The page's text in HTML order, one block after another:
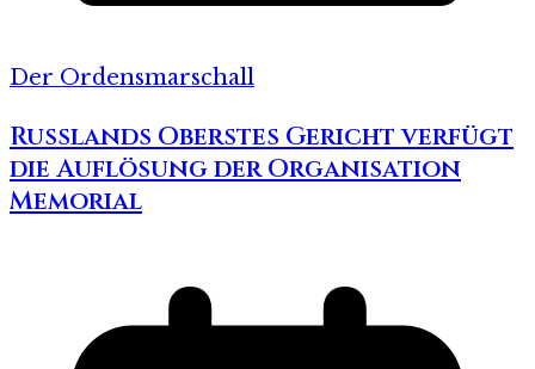
Der Ordensmarschall
Russlands Oberstes Gericht verfügt
die Auflösung der Organisation
Memorial